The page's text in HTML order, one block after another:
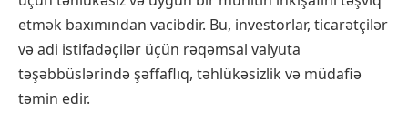
etmək baxımından vacibdir. Bu, investorlar, ticarətçilər
və adi istifadəçilər üçün rəqəmsal valyuta
təşəbbüslərində şəffaflıq, təhlükəsizlik və müdafiə
təmin edir.